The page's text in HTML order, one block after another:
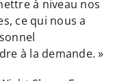
à niveau nos
ce qui nous a
à la demande. »